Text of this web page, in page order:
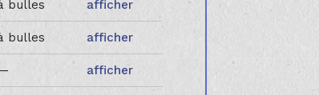
bulles afficher
bulles afficher
afficher